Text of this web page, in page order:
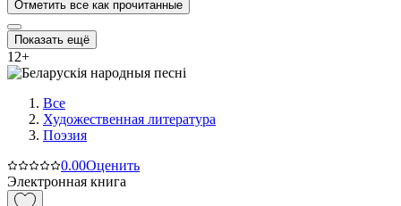
Отметить все как прочитанные
Показать ещё
12+
Все
Художественная литература
Поэзия
0.00Оценить
Электронная книга